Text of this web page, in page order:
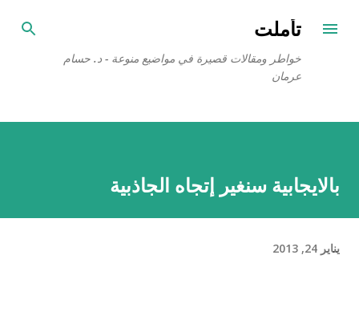
تأملت
خواطر ومقالات قصيرة في مواضيع منوعة - د. حسام
عرمان
بالايجابية سنغير إتجاه الجاذبية
يناير 24, 2013